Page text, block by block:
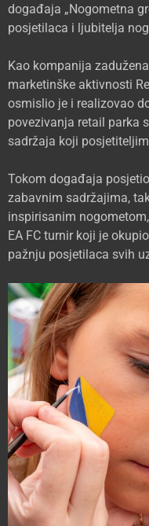
događaja „Nogometna
posjetilaca i ljubitelja
Kao kompanija
marketinške aktivnosti
osmislio je i realizovao
povezivanja retail parka
sadržaja koji
Tokom događaja
zabavnim sadržajima,
inspirisanim
EA FC turnir koji je
pažnju posjetilaca svih